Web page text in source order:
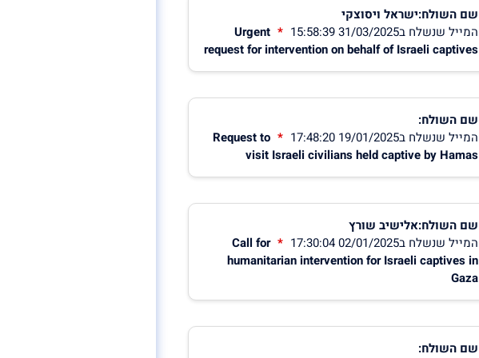
שם השולח:ישראל ויסוצקי
המייל שנשלח ב31/03/2025 15:58:39
Urgent
request for intervention on behalf of Israeli captives
שם השולח:
המייל שנשלח ב19/01/2025 17:48:20
Request to
visit Israeli civilians held captive by Hamas
שם השולח:אלישיב שורץ
המייל שנשלח ב02/01/2025 17:30:04
Call for
humanitarian intervention for Israeli captives in
Gaza
שם השולח: